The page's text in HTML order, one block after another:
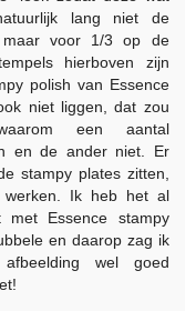
lang niet de
maar voor 1/3 op de
hierboven zijn
polish van Essence
niet liggen, dat zou
een aantal
en de ander niet. Er
stampy plates zitten,
werken. Ik heb het al
met Essence stampy
en daarop zag ik
wel goed